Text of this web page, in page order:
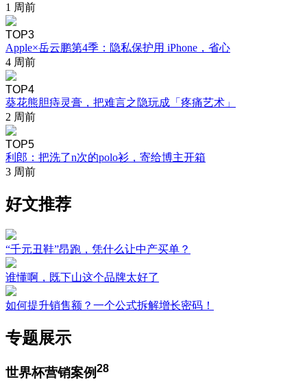
1 周前
TOP3
Apple×岳云鹏第4季：隐私保护用 iPhone，省心
4 周前
TOP4
葵花熊胆痔灵膏，把难言之隐玩成「疼痛艺术」
2 周前
TOP5
利郎：把洗了n次的polo衫，寄给博主开箱
3 周前
好文推荐
“千元丑鞋”昂跑，凭什么让中产买单？
谁懂啊，既下山这个品牌太好了
如何提升销售额？一个公式拆解增长密码！
专题展示
世界杯营销案例28